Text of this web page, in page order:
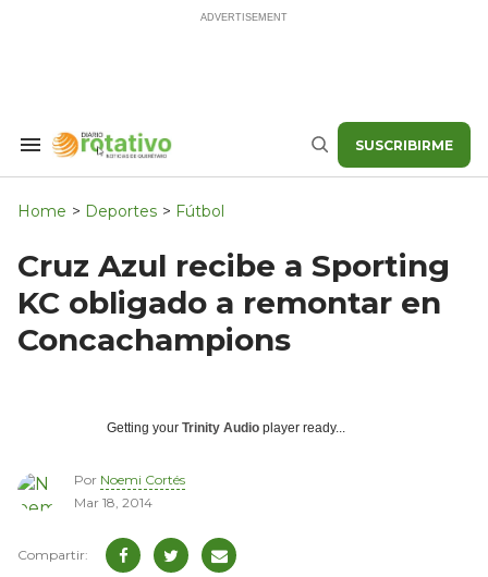
Search
Navigation
Buscar SUSCRIBIRME
Home > Deportes > Fútbol
Cruz Azul recibe a Sporting
KC obligado a remontar en
Concachampions
Getting your Trinity Audio player ready...
Por Noemi Cortés
Mar 18, 2014